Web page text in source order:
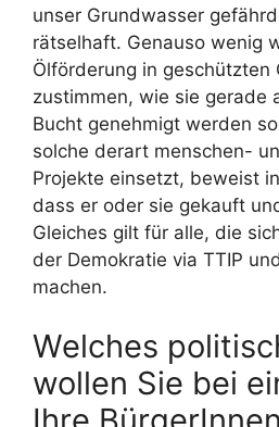
unser Grundwasser
rätselhaft. Genauso wenig
Ölförderung in geschützten
zustimmen, wie sie gerade
Bucht genehmigt werden
solche derart menschen-
Projekte einsetzt, beweist
dass er oder sie gekauft
Gleiches gilt für alle, die
der Demokratie via TTIP
machen.
Welches
wollen Sie bei